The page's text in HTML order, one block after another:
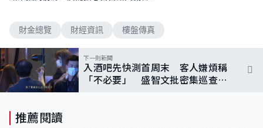
財金總覽 財經資訊 樓盤傳真
下一則新聞
入酒吧先快測首周末 客人嫌煩稱
「不必要」 盛智文批密集巡查影
推薦閱讀